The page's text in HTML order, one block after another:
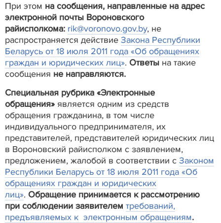
При этом на сообщения, направленные на адрес
электронной почты Вороновского
райисполкома: rik@voronovo.gov.by, не
распространяется действие Закона Республики
Беларусь от 18 июля 2011 года «Об обращениях
граждан и юридических лиц». Ответы на такие
сообщения не направляются.
Специальная рубрика «Электронные
обращения» является одним из средств
обращения гражданина, в том числе
индивидуального предпринимателя, их
представителей, представителей юридических лиц
в Вороновский райисполком с заявлением,
предложением, жалобой в соответствии с Законом
Республики Беларусь от 18 июля 2011 года «Об
обращениях граждан и юридических
лиц». Обращение принимается к рассмотрению
при соблюдении заявителем требований,
предъявляемых к электронным обращениям.